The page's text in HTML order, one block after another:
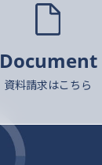
Document
資料請求はこちら